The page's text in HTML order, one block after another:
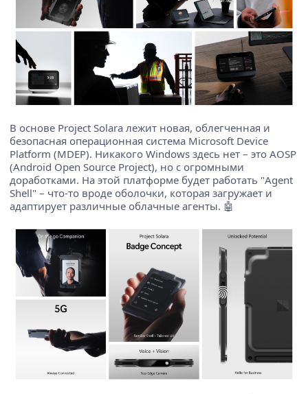
В основе Project Solara лежит новая, облегченная и
безопасная операционная система Microsoft Device
Platform (MDEP). Никакого Windows здесь нет – это AOSP
(Android Open Source Project), но с огромными
доработками. На этой платформе будет работать "Agent
Shell" – что-то вроде оболочки, которая загружает и
адаптирует различные облачные агенты. 🤖